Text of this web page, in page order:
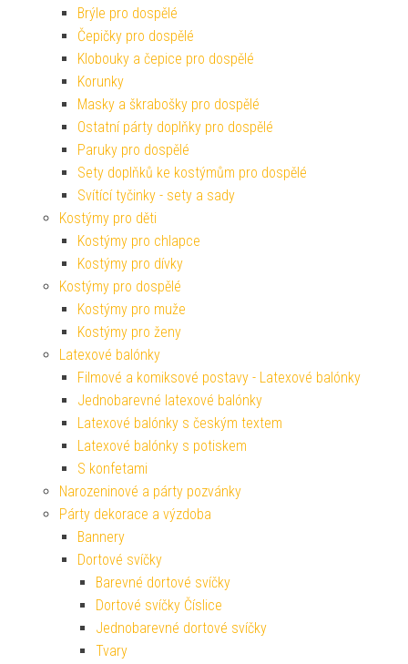
Brýle pro dospělé
Čepičky pro dospělé
Klobouky a čepice pro dospělé
Korunky
Masky a škrabošky pro dospělé
Ostatní párty doplňky pro dospělé
Paruky pro dospělé
Sety doplňků ke kostýmům pro dospělé
Svítící tyčinky - sety a sady
Kostýmy pro děti
Kostýmy pro chlapce
Kostýmy pro dívky
Kostýmy pro dospělé
Kostýmy pro muže
Kostýmy pro ženy
Latexové balónky
Filmové a komiksové postavy - Latexové balónky
Jednobarevné latexové balónky
Latexové balónky s českým textem
Latexové balónky s potiskem
S konfetami
Narozeninové a párty pozvánky
Párty dekorace a výzdoba
Bannery
Dortové svíčky
Barevné dortové svíčky
Dortové svíčky Číslice
Jednobarevné dortové svíčky
Tvary